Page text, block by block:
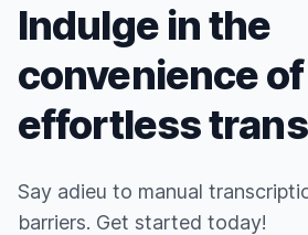
Indulge in the
convenience of
effortless
Say adieu to manual
barriers. Get started today!